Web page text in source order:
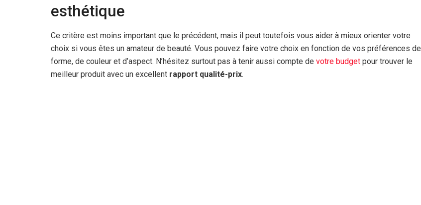
esthétique
Ce critère est moins important que le précédent, mais il peut toutefois vous aider à mieux orienter votre
choix si vous êtes un amateur de beauté. Vous pouvez faire votre choix en fonction de vos préférences de
forme, de couleur et d’aspect. N’hésitez surtout pas à tenir aussi compte de votre budget pour trouver le
meilleur produit avec un excellent rapport qualité-prix.